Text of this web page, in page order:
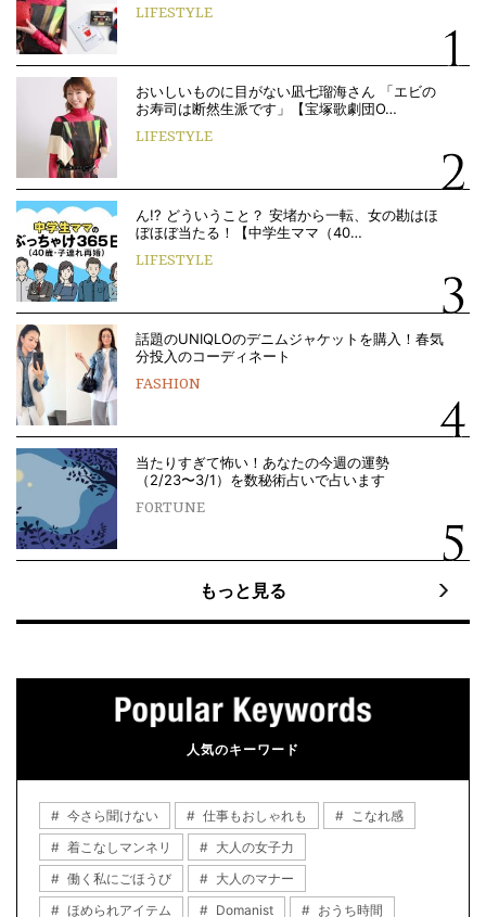
LIFESTYLE
おいしいものに目がない凪七瑠海さん 「エビの
お寿司は断然生派です」【宝塚歌劇団O…
LIFESTYLE
ん!? どういうこと？ 安堵から一転、女の勘はほ
ぼほぼ当たる！【中学生ママ（40…
LIFESTYLE
話題のUNIQLOのデニムジャケットを購入！春気
分投入のコーディネート
FASHION
当たりすぎて怖い！あなたの今週の運勢
（2/23〜3/1）を数秘術占いで占います
FORTUNE
もっと見る
人気のキーワード
今さら聞けない 仕事もおしゃれも
こなれ感
着こなしマンネリ
大人の女子力
働く私にごほうび
大人のマナー
ほめられアイテム
Domanist おうち時間